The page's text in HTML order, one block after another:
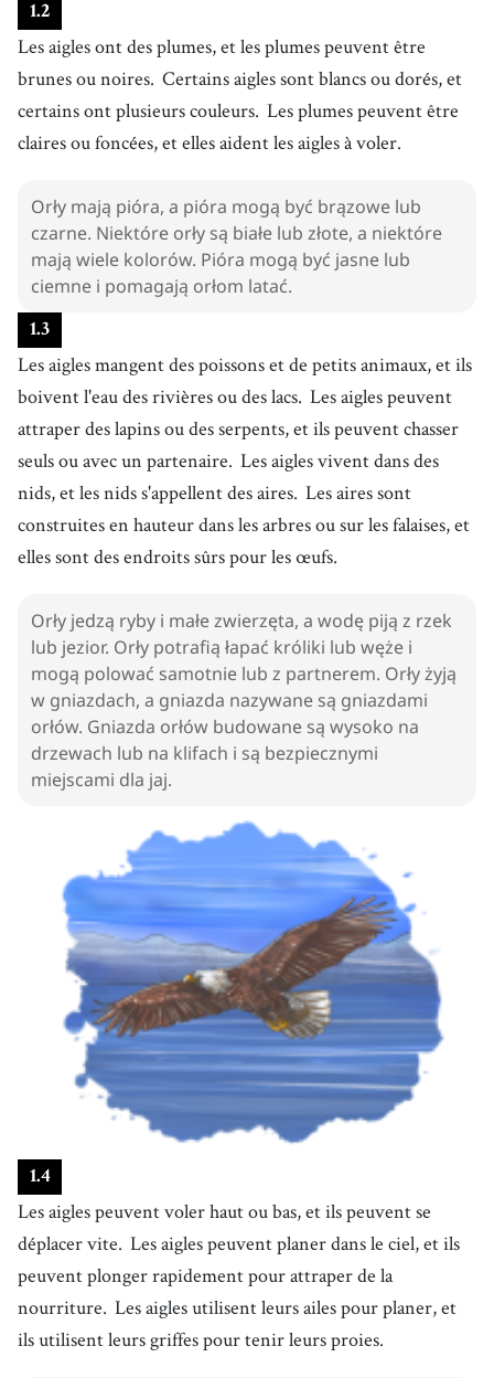
1.2
Les aigles ont des plumes, et les plumes peuvent être
brunes ou noires. Certains aigles sont blancs ou dorés, et
certains ont plusieurs couleurs. Les plumes peuvent être
claires ou foncées, et elles aident les aigles à voler.
Orły mają pióra, a pióra mogą być brązowe lub
czarne. Niektóre orły są białe lub złote, a niektóre
mają wiele kolorów. Pióra mogą być jasne lub
ciemne i pomagają orłom latać.
1.3
Les aigles mangent des poissons et de petits animaux, et ils
boivent l'eau des rivières ou des lacs. Les aigles peuvent
attraper des lapins ou des serpents, et ils peuvent chasser
seuls ou avec un partenaire. Les aigles vivent dans des
nids, et les nids s'appellent des aires. Les aires sont
construites en hauteur dans les arbres ou sur les falaises, et
elles sont des endroits sûrs pour les œufs.
Orły jedzą ryby i małe zwierzęta, a wodę piją z rzek
lub jezior. Orły potrafią łapać króliki lub węże i
mogą polować samotnie lub z partnerem. Orły żyją
w gniazdach, a gniazda nazywane są gniazdami
orłów. Gniazda orłów budowane są wysoko na
drzewach lub na klifach i są bezpiecznymi
miejscami dla jaj.
1.4
Les aigles peuvent voler haut ou bas, et ils peuvent se
déplacer vite. Les aigles peuvent planer dans le ciel, et ils
peuvent plonger rapidement pour attraper de la
nourriture. Les aigles utilisent leurs ailes pour planer, et
ils utilisent leurs griffes pour tenir leurs proies.